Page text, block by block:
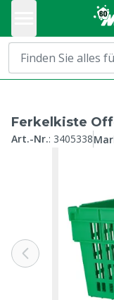
Ferkelkiste
Art.-Nr.: 3405338